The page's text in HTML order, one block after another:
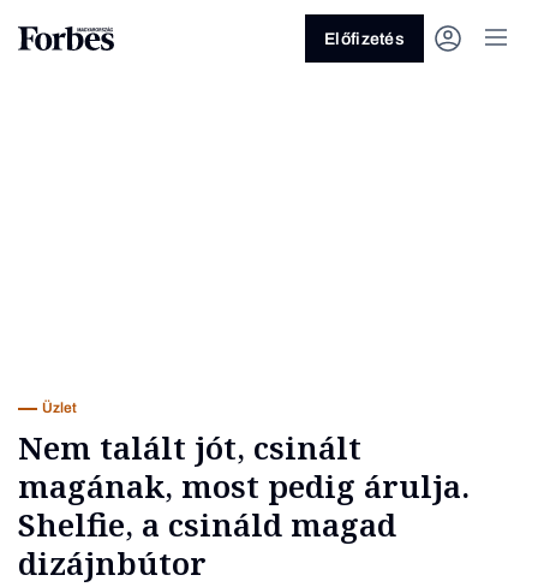
Előfizetés
Üzlet
Nem talált jót, csinált
magának, most pedig árulja.
Shelfie, a csináld magad
dizájnbútor